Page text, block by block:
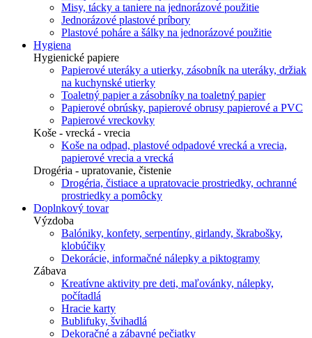
Misy, tácky a taniere na jednorázové použitie
Jednorázové plastové príbory
Plastové poháre a šálky na jednorázové použitie
Hygiena
Hygienické papiere
Papierové uteráky a utierky, zásobník na uteráky, držiak
na kuchynské utierky
Toaletný papier a zásobníky na toaletný papier
Papierové obrúsky, papierové obrusy papierové a PVC
Papierové vreckovky
Koše - vrecká - vrecia
Koše na odpad, plastové odpadové vrecká a vrecia,
papierové vrecia a vrecká
Drogéria - upratovanie, čistenie
Drogéria, čistiace a upratovacie prostriedky, ochranné
prostriedky a pomôcky
Doplnkový tovar
Výzdoba
Balóniky, konfety, serpentíny, girlandy, škrabošky,
klobúčiky
Dekorácie, informačné nálepky a piktogramy
Zábava
Kreatívne aktivity pre deti, maľovánky, nálepky,
počítadlá
Hracie karty
Bublifuky, švihadlá
Dekoračné a zábavné pečiatky